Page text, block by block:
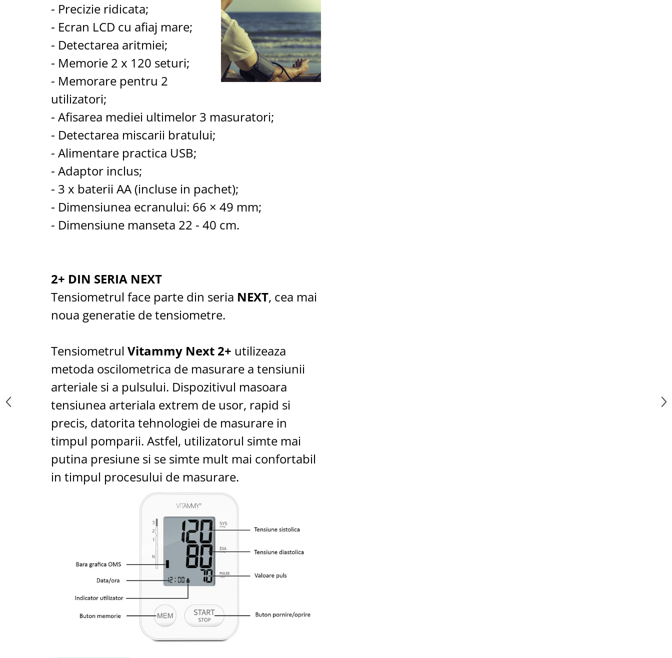
Uscatoare si perii electrice
Perii electrice
Articole ingrijire copii
Aspiratoare nazale
Incalzitoare si sterilizatoare
Electrocasnice & climatizare
Incalzitoare corporale
Electrocasnice mici
Suplimente nutritive
Proteine si aminoacizi
Alte suplimente nutritive
Uniforme si saboti medicali
- Precizie ridicata;
- Ecran LCD cu afiaj mare;
- Detectarea aritmiei;
- Memorie 2 x 120 seturi;
- Memorare pentru 2
utilizatori;
- Afisarea mediei ultimelor 3 masuratori;
- Detectarea miscarii bratului;
- Alimentare practica USB;
- Adaptor inclus;
- 3 x baterii AA (incluse in pachet);
- Dimensiunea ecranului: 66 × 49 mm;
- Dimensiune manseta 22 - 40 cm.
2+ DIN SERIA NEXT
Tensiometrul face parte din seria NEXT, cea mai
noua generatie de tensiometre.
Tensiometrul Vitammy Next 2+ utilizeaza
metoda oscilometrica de masurare a tensiunii
arteriale si a pulsului. Dispozitivul masoara
tensiunea arteriala extrem de usor, rapid si
precis, datorita tehnologiei de masurare in
timpul pomparii. Astfel, utilizatorul simte mai
putina presiune si se simte mult mai confortabil
in timpul procesului de masurare.